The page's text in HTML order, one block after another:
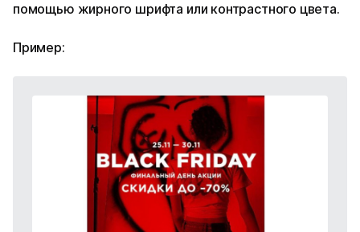
помощью жирного шрифта или контрастного цвета.
Пример: